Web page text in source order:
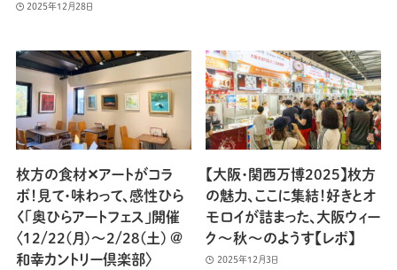
2025年12月28日
枚方の食材✕アートがコラ
ボ！見て・味わって、感性ひら
く「奥ひらアートフェス」開催
〈12/22(月)〜2/28(土) @
和幸カントリー倶楽部〉
【大阪・関西万博2025】枚方
の魅力、ここに集結！好きとオ
モロイが詰まった、大阪ウィー
ク〜秋〜のようす【レポ】
2025年12月3日